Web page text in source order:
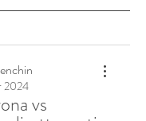
2024
vs